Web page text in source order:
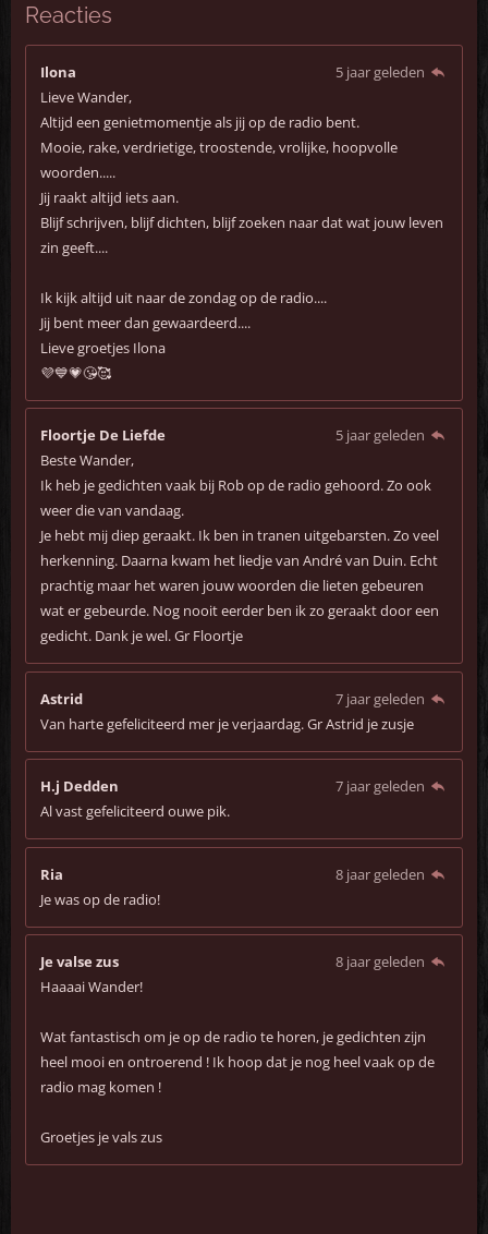
Reacties
Ilona
5 jaar geleden
Lieve Wander,
Altijd een genietmomentje als jij op de radio bent.
Mooie, rake, verdrietige, troostende, vrolijke, hoopvolle
woorden.....
Jij raakt altijd iets aan.
Blijf schrijven, blijf dichten, blijf zoeken naar dat wat jouw leven
zin geeft....
Ik kijk altijd uit naar de zondag op de radio....
Jij bent meer dan gewaardeerd....
Lieve groetjes Ilona
💜💙💗😘🥰
Floortje De Liefde
5 jaar geleden
Beste Wander,
Ik heb je gedichten vaak bij Rob op de radio gehoord. Zo ook
weer die van vandaag.
Je hebt mij diep geraakt. Ik ben in tranen uitgebarsten. Zo veel
herkenning. Daarna kwam het liedje van André van Duin. Echt
prachtig maar het waren jouw woorden die lieten gebeuren
wat er gebeurde. Nog nooit eerder ben ik zo geraakt door een
gedicht. Dank je wel. Gr Floortje
Astrid
7 jaar geleden
Van harte gefeliciteerd mer je verjaardag. Gr Astrid je zusje
H.j Dedden
7 jaar geleden
Al vast gefeliciteerd ouwe pik.
Ria
8 jaar geleden
Je was op de radio!
Je valse zus
8 jaar geleden
Haaaai Wander!
Wat fantastisch om je op de radio te horen, je gedichten zijn
heel mooi en ontroerend ! Ik hoop dat je nog heel vaak op de
radio mag komen !
Groetjes je vals zus